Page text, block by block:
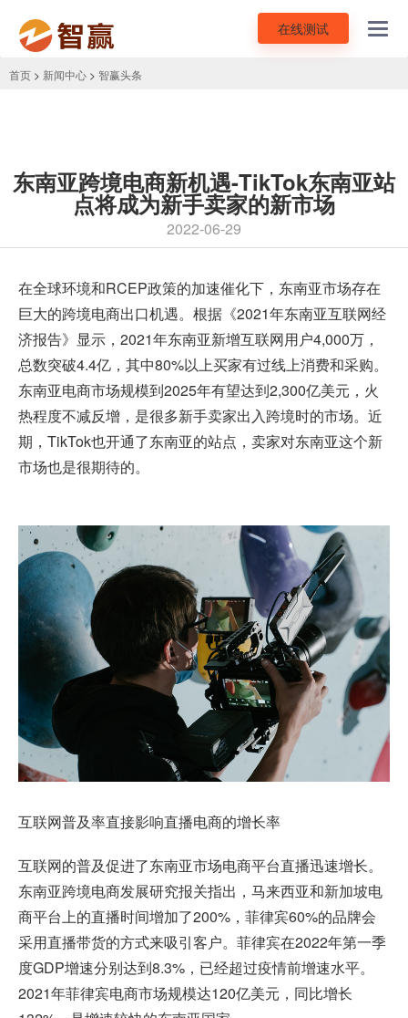
在线测试
首页 > 新闻中心 > 智赢头条
东南亚跨境电商新机遇-TikTok东南亚站
点将成为新手卖家的新市场
2022-06-29
在全球环境和RCEP政策的加速催化下，东南亚市场存在
巨大的跨境电商出口机遇。根据《2021年东南亚互联网经
济报告》显示，2021年东南亚新增互联网用户4,000万，
总数突破4.4亿，其中80%以上买家有过线上消费和采购。
东南亚电商市场规模到2025年有望达到2,300亿美元，火
热程度不减反增，是很多新手卖家出入跨境时的市场。近
期， TikTok也开通了东南亚的站点，卖家对东南亚这个新
市场也是很期待的。
互联网普及率直接影响直播电商的增长率
互联网的普及促进了东南亚市场电商平台直播迅速增长。
东南亚跨境电商发展研究报关指出，马来西亚和新加坡电
商平台上的直播时间增加了200%，菲律宾60%的品牌会
采用直播带货的方式来吸引客户。菲律宾在2022年第一季
度GDP增速分别达到8.3%，已经超过疫情前增速水平。
2021年菲律宾电商市场规模达120亿美元，同比增长